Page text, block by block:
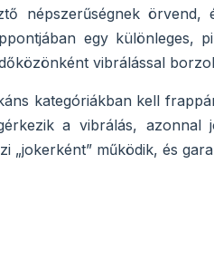
népszerűségnek
egy különleges,
vibrálással
kategóriákban kell
a vibrálás,
„jokerként” működik, és